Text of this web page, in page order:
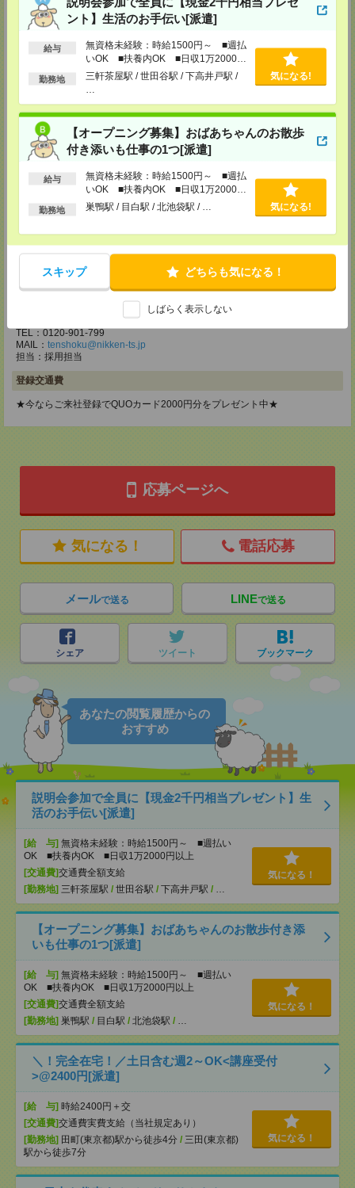
ント】生活のお手伝い[派遣]
給与
無資格未経験：時給1500円～ ■週払
いOK ■扶養内OK ■日収1万2000円
以上
勤務地
三軒茶屋駅 / 世田谷駅 / 下高井戸駅 /
気になる!
【オープニング募集】おばあちゃんのお散歩
付き添いも仕事の1つ[派遣]
給与
無資格未経験：時給1500円～ ■週払
いOK ■扶養内OK ■日収1万2000円
以上
勤務地 巣鴨駅 / 目白駅 / 北池袋駅 / … 気になる!
スキップ どちらも気になる！
しばらく表示しない
TEL：0120-935-218
MAIL：tenshoku@nikken-ts.jp
担当：採用担当
メディカルケア事業部 新宿オフィス
東京都新宿区新宿2-3-10 新宿御苑ビル6階
TEL：0120-457-235
tenshoku@nikken-ts.jp
担当：採用担当
メディカルケア事業部 立川事業部
東京都立川市錦町1-12-14
TEL：0120-934-200
tenshoku@nikken-ts.jp
担当：採用担当
メディカルケア事業部 町田オフィス
TEL：0120-453-285
MAIL：
tenshoku@nikken-ts.jp
担当：採用担当
メディカルケア事業部 横浜オフィス
神奈川県横浜市保土ケ谷区神戸町134 横浜ビジネスパークサウスタワー
TEL：0120-901-799
MAIL： tenshoku@nikken-ts.jp
担当：採用担当
登録交通費
★今ならご来社登録でQUOカード2000円分をプレゼント中★
応募ページへ
気になる！ 電話応募
メールで送る LINEで送る
シェア ツイート ブックマーク
あなたの閲覧履歴からの
おすすめ
説明会参加で全員に【現金2千円相当プレゼント】生
活のお手伝い[派遣]
[給 与] 無資格未経験：時給1500円～ ■週払い
OK ■扶養内OK ■日収1万2000円以上
[交通費]交通費全額支給
[勤務地] 三軒茶屋駅 / 世田谷駅 / 下高井戸駅 / …
気になる！
【オープニング募集】おばあちゃんのお散歩付き添
いも仕事の1つ[派遣]
[給 与] 無資格未経験：時給1500円～ ■週払い
OK ■扶養内OK ■日収1万2000円以上
[交通費]交通費全額支給
[勤務地] 巣鴨駅 / 目白駅 / 北池袋駅 / …
気になる！
＼！完全在宅！／土日含む週2～OK<講座受付
>@2400円[派遣]
[給 与] 時給2400円＋交
[交通費]交通費実費支給（当社規定あり）
[勤務地] 田町(東京都)駅から徒歩4分 / 三田(東京都)
駅から徒歩7分
気になる！